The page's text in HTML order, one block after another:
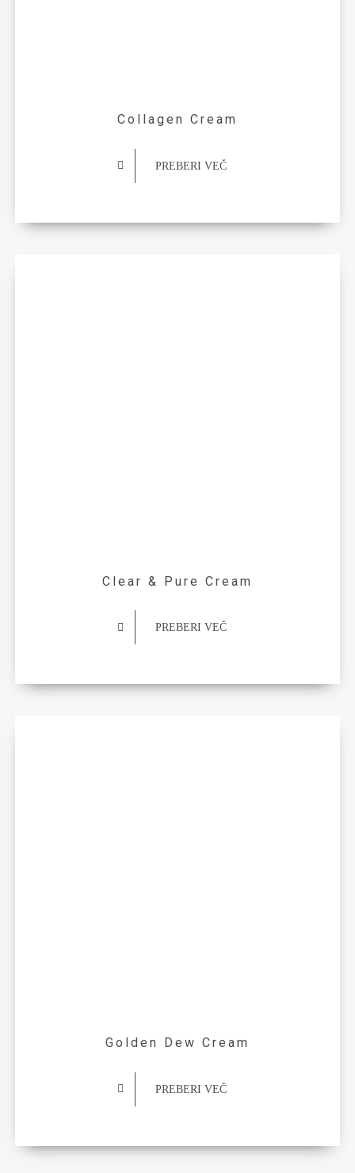
Collagen Cream
PREBERI VEČ
Clear & Pure Cream
PREBERI VEČ
Golden Dew Cream
PREBERI VEČ